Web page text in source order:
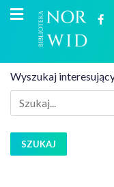
Wyszukaj
SZUKAJ